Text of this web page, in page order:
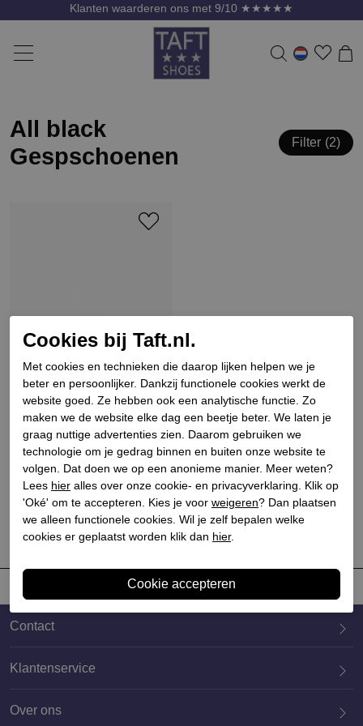
Klanten waarderen ons met 9/10 ★★★★★
All black
Gespschoenen
Filter 2
All black
Dames gespschoenen
rubberzolen b
€ 114,90
Contact
020 659 3444
Klantenservice
Over ons
Cookies bij Taft.nl.
Met cookies en technieken die daarop lijken helpen we je
beter en persoonlijker. Dankzij functionele cookies werkt de
website goed. Ze hebben ook een analytische functie. Zo
maken we de website elke dag een beetje beter. We laten je
graag nuttige advertenties zien. Daarom gebruiken we
technologie om je gedrag binnen en buiten onze website te
volgen. Dat doen we op een anonieme manier. Meer weten?
Lees hier alles over onze cookie- en privacyverklaring. Klik op
'Oké' om te accepteren. Kies je voor weigeren? Dan plaatsen
we alleen functionele cookies. Wil je zelf bepalen welke
cookies er geplaatst worden klik dan hier.